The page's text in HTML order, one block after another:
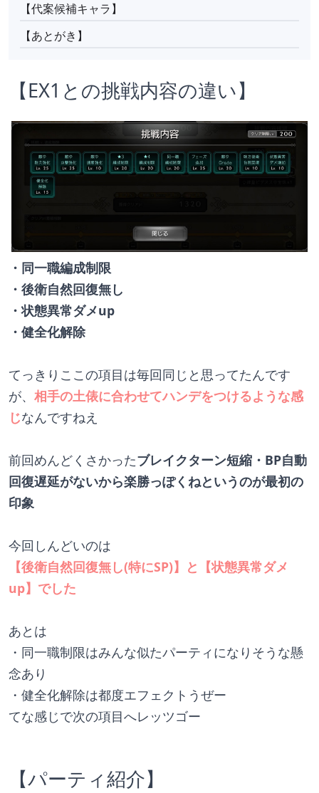
【代案候補キャラ】
【あとがき】
【EX1との挑戦内容の違い】
・同一職編成制限
・後衛自然回復無し
・状態異常ダメup
・健全化解除
てっきりここの項目は毎回同じと思ってたんです
が、 相手の土俵に合わせてハンデをつけるような感
じなんですねえ
前回めんどくさかったブレイクターン短縮・BP自動
回復遅延がないから楽勝っぽくねというのが最初の
印象
今回しんどいのは
【後衛自然回復無し(特にSP)】と【状態異常ダメ
up】でした
あとは
・同一職制限はみんな似たパーティになりそうな懸
念あり
・健全化解除は都度エフェクトうぜー
てな感じで次の項目へレッツゴー
【パーティ紹介】